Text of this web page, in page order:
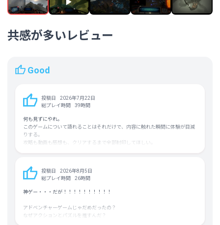
平均実績解除率 8.5%（3/31）
フォロワー数 183,335人
共感が多いレビュー
Good
投稿日
2026年7月22日
総プレイ時間
39時間
何も見ずにやれ。
このゲームについて語れることはそれだけで、内容に触れた瞬間に体験が目減
りする。
攻略も動画も感想も、クリアするまで全部封印してほしい。
あと実績解除はけっこう苦行なので、本編の体験とは切り離して考えたほうが
いい。
何も見ずにやれ。以上。
投稿日
2026年8月5日
総プレイ時間
26時間
神ゲー・・・だが！！！！！！！！！！
アドベンチャーゲームじゃだめだったの？
なぜアクションとパズルを推すんだ？